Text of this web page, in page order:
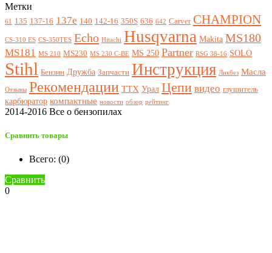
Метки
61 135 137-16 137e 140 142-16 350S 636 642 Carver CHAMPION
CS-310 ES CS-350TES Echo Hitachi Husqvarna Makita MS180
MS181 MS 210 MS230 MS 230 C-BE MS 250 Partner RSG 38-16 SOLO
Stihl Бензин Дружба Запчасти Инструкция Ликбез Масла
Отзывы Рекомендации ТТХ Урал Цепи видео глушитель
карбюратор компактные новости обзор рейтинг
2014-2016 Все о бензопилах
Сравнить товары
Всего: (0)
Сравнить
0